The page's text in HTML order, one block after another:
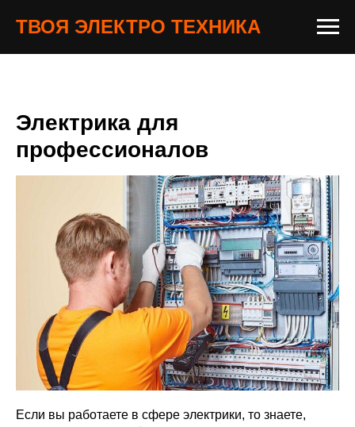
ТВОЯ ЭЛЕКТРО ТЕХНИКА
Электрика для
профессионалов
Если вы работаете в сфере электрики, то знаете,